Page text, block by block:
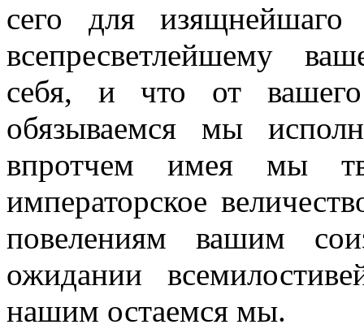
сего для изящнейшаго
всепресветлейшему
себя, и что от вашего
обязываемся мы
впротчем имея мы
императорское
повелениям вашим
ожидании
нашим остаемся мы.